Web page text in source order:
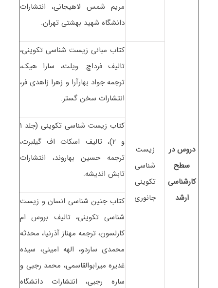
دروس در
سطح
کارشناسی
ارشد
مریم شمس لاهیجانی، انتشارات
دانشگاه شهید بهشتی تهران.
زیست
شناسی
تکوینی
جانوری
کتاب مبانی زیست شناسی تکوینی،
تالیف فرداچ. ویلت، سارا هیک،
ترجمه جواد بهارآرا و زهرا زاهدی فر،
انتشارات سخن گستر.
کتاب زیست شناسی تکوینی (جلد ۱
و ۲)، تالیف اسکات اف گیلبرت،
ترجمه حسین بهاروند، انتشارات
تابش اندیشه.
کتاب جنین شناسی انسان و زیست
شناسی تکوینی، تالیف بروس ام
کارلسون، ترجمه مهناز آذرنیا، محدثه
محمدی ساردو، الهه امینی، سیده
غدیره میرابوالقاسمی، محمد رجبی و
ساره رجبی، انتشارات دانشگاه